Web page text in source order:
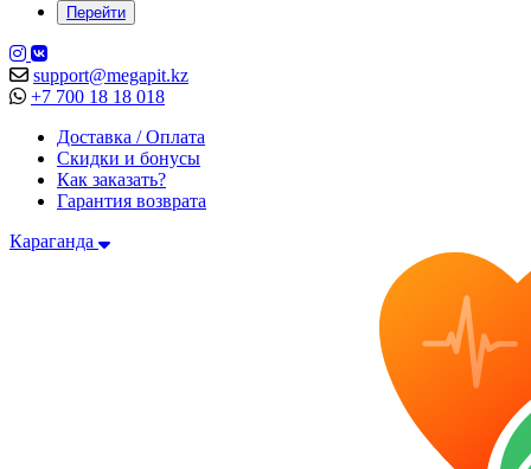
Перейти
support@megapit.kz
+7 700 18 18 018
Доставка / Оплата
Скидки и бонусы
Как заказать?
Гарантия возврата
Караганда